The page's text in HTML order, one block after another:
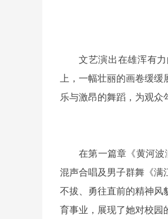
文艺演出在雄浑有
上，一幅壮丽的画卷缓
乐与激昂的舞蹈，为观众
在第一篇章《黄河波
混声合唱及男子群舞《满
不拔、勇往直前的精神风
育事业，展现了她对校园